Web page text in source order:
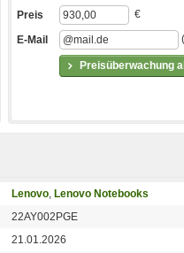
Preisüberwachung
Preis €
E-Mail (
Lenovo, Lenovo Notebooks
22AY002PGE
21.01.2026